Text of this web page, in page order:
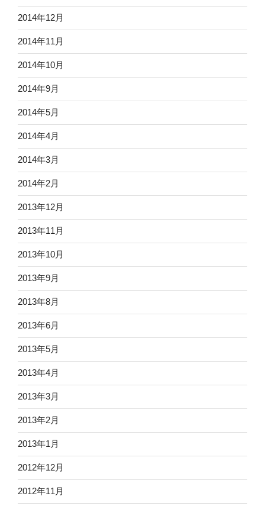
2014年12月
2014年11月
2014年10月
2014年9月
2014年5月
2014年4月
2014年3月
2014年2月
2013年12月
2013年11月
2013年10月
2013年9月
2013年8月
2013年6月
2013年5月
2013年4月
2013年3月
2013年2月
2013年1月
2012年12月
2012年11月